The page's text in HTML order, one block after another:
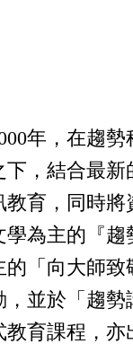
年，在趨勢
，結合最新
育，同時將
為主的『趨
「向大師致
，並於「趨勢
育課程，亦